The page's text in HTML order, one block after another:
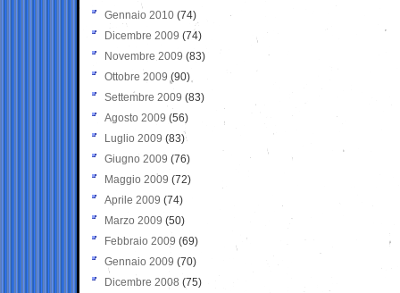
Gennaio 2010 (74)
Dicembre 2009 (74)
Novembre 2009 (83)
Ottobre 2009 (90)
Settembre 2009 (83)
Agosto 2009 (56)
Luglio 2009 (83)
Giugno 2009 (76)
Maggio 2009 (72)
Aprile 2009 (74)
Marzo 2009 (50)
Febbraio 2009 (69)
Gennaio 2009 (70)
Dicembre 2008 (75)